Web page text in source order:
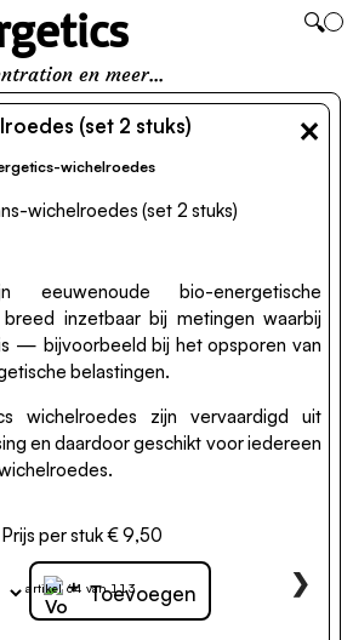
🔍
en meer...
×
(set 2 stuks)
wichelroedes
artikel 64 van 113 ❯
eeuwenoude bio-energetische
breed inzetbaar bij metingen waarbij
— bijvoorbeeld bij het opsporen van
belastingen.
wichelroedes zijn vervaardigd uit
en daardoor geschikt voor iedereen
Prijs per stuk € 9,50
+ Toevoegen